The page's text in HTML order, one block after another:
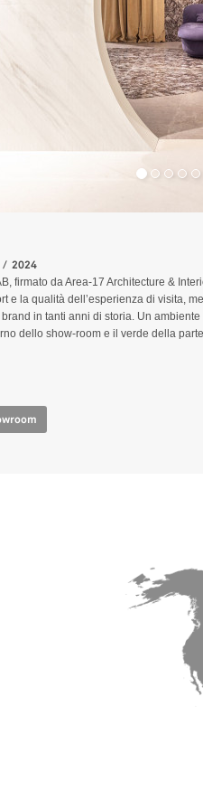
2024
firmato da Area-17 Architecture &
e la qualità dell’esperienza di visita,
in tanti anni di storia. Un
dello show-room e il verde della